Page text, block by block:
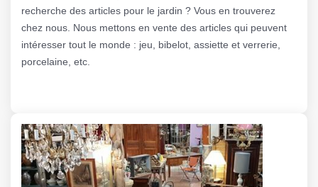
recherche des articles pour le jardin ? Vous en trouverez
chez nous. Nous mettons en vente des articles qui peuvent
intéresser tout le monde : jeu, bibelot, assiette et verrerie,
porcelaine, etc.